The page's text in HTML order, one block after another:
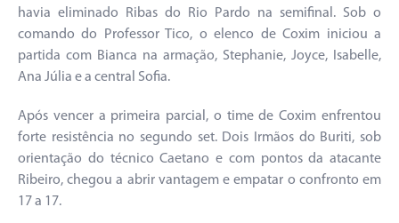
havia eliminado Ribas do Rio Pardo na semifinal. Sob o
comando do Professor Tico, o elenco de Coxim iniciou a
partida com Bianca na armação, Stephanie, Joyce, Isabelle,
Ana Júlia e a central Sofia.
Após vencer a primeira parcial, o time de Coxim enfrentou
forte resistência no segundo set. Dois Irmãos do Buriti, sob
orientação do técnico Caetano e com pontos da atacante
Ribeiro, chegou a abrir vantagem e empatar o confronto em
17 a 17.